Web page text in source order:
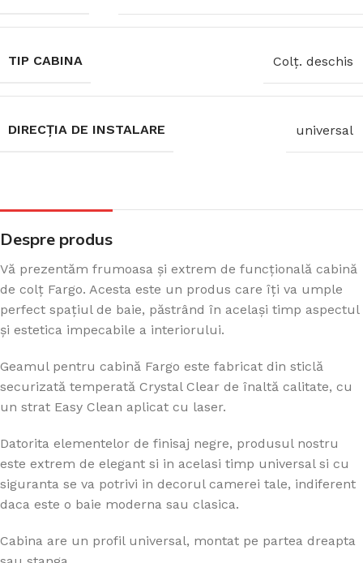
TIP CABINA Colţ. deschis
DIRECȚIA DE INSTALARE universal
Despre produs
Vă prezentăm frumoasa și extrem de funcțională cabină
de colț Fargo. Acesta este un produs care îți va umple
perfect spațiul de baie, păstrând în același timp aspectul
și estetica impecabile a interiorului.
Geamul pentru cabină Fargo este fabricat din sticlă
securizată temperată Crystal Clear de înaltă calitate, cu
un strat Easy Clean aplicat cu laser.
Datorita elementelor de finisaj negre, produsul nostru
este extrem de elegant si in acelasi timp universal si cu
siguranta se va potrivi in decorul camerei tale, indiferent
daca este o baie moderna sau clasica.
Cabina are un profil universal, montat pe partea dreapta